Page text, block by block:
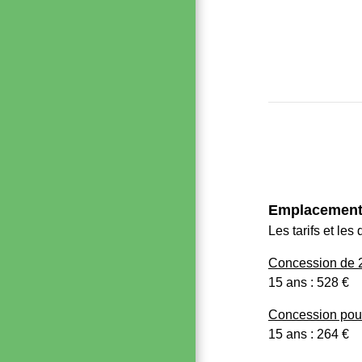
Les tarifs et les
Concession de
15 ans : 528
Concession
15 ans : 264